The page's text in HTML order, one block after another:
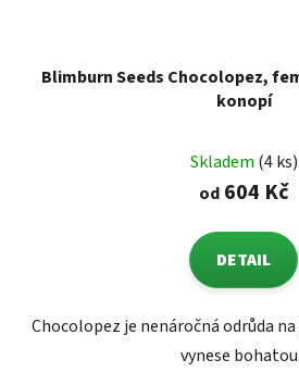
Blimburn Seeds Chocolopez,
konopí
Skladem (4 ks)
od604 Kč
DETAIL
Chocolopez je nenáročná odrůda
vynese